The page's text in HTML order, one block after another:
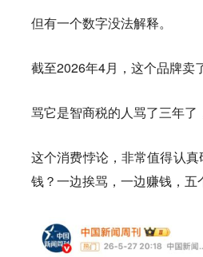
但有一个数字没法解释。
截至2026年4月，这个品牌卖
骂它是智商税的人骂了三年了
这个消费悖论，非常值得认
钱？一边挨骂，一边赚钱，五